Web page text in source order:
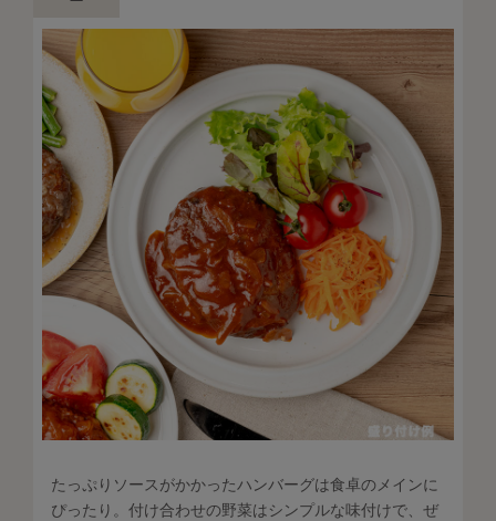
たっぷりソースがかかったハンバーグは食卓のメインに
ぴったり。付け合わせの野菜はシンプルな味付けで、ぜ